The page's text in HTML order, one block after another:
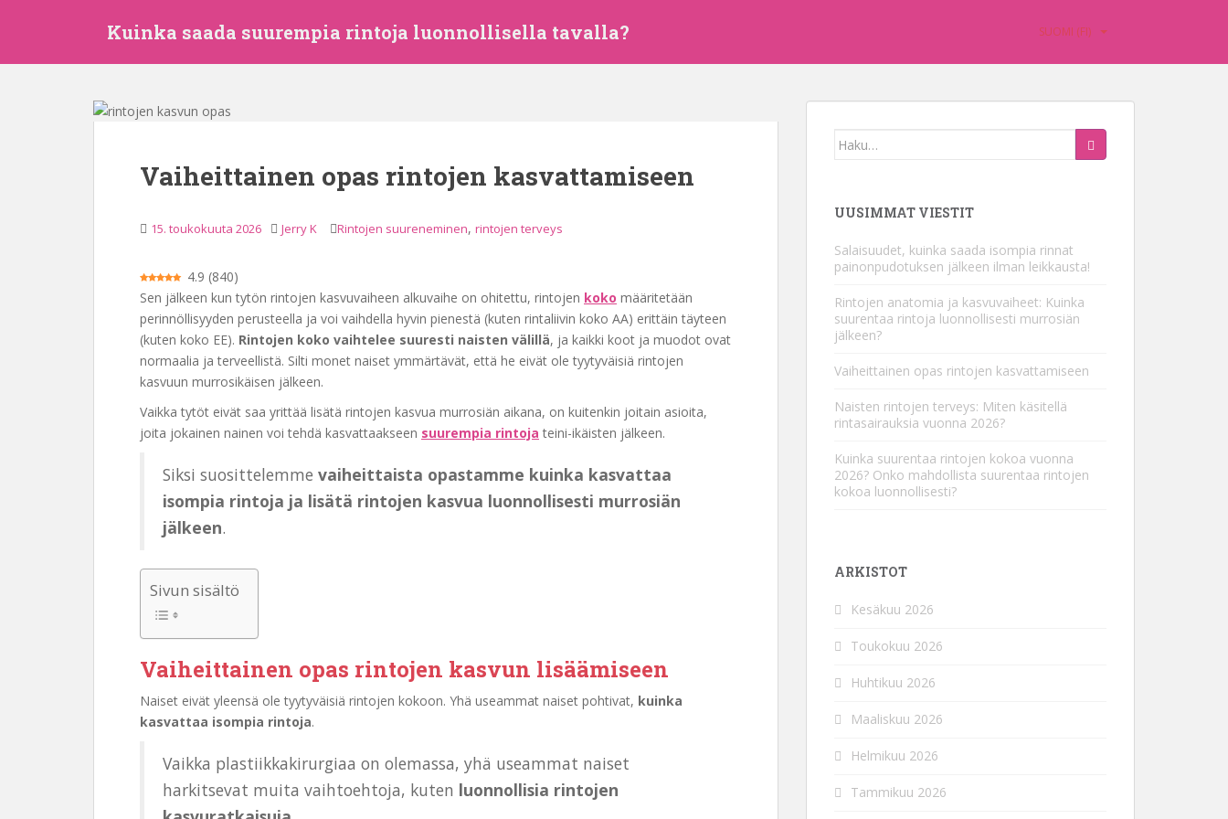
Kuinka saada suurempia rintoja luonnollisella tavalla? SUOMI (FI)
Vaiheittainen opas rintojen kasvattamiseen
15. toukokuuta 2026 Jerry K Rintojen suureneminen, rintojen terveys
4.9 (840)
Sen jälkeen kun tytön rintojen kasvuvaiheen alkuvaihe on ohitettu, rintojen koko määritetään
perinnöllisyyden perusteella ja voi vaihdella hyvin pienestä (kuten rintaliivin koko AA) erittäin täyteen
(kuten koko EE). Rintojen koko vaihtelee suuresti naisten välillä, ja kaikki koot ja muodot ovat
normaalia ja terveellistä. Silti monet naiset ymmärtävät, että he eivät ole tyytyväisiä rintojen
kasvuun murrosikäisen jälkeen.
Vaikka tytöt eivät saa yrittää lisätä rintojen kasvua murrosiän aikana, on kuitenkin joitain asioita,
joita jokainen nainen voi tehdä kasvattaakseen suurempia rintoja teini-ikäisten jälkeen.
Siksi suosittelemme vaiheittaista opastamme kuinka kasvattaa
isompia rintoja ja lisätä rintojen kasvua luonnollisesti murrosiän
jälkeen.
Sivun sisältö
Vaiheittainen opas rintojen kasvun lisäämiseen
Naiset eivät yleensä ole tyytyväisiä rintojen kokoon. Yhä useammat naiset pohtivat, kuinka
kasvattaa isompia rintoja.
Vaikka plastiikkakirurgiaa on olemassa, yhä useammat naiset
harkitsevat muita vaihtoehtoja, kuten luonnollisia rintojen
Etsiä:
UUSIMMAT VIESTIT
Salaisuudet, kuinka saada isompia rinnat
painonpudotuksen jälkeen ilman leikkausta!
Rintojen anatomia ja kasvuvaiheet: Kuinka
suurentaa rintoja luonnollisesti murrosiän
jälkeen?
Vaiheittainen opas rintojen kasvattamiseen
Naisten rintojen terveys: Miten käsitellä
rintasairauksia vuonna 2026?
Kuinka suurentaa rintojen kokoa vuonna
2026? Onko mahdollista suurentaa rintojen
kokoa luonnollisesti?
ARKISTOT
Kesäkuu 2026
Toukokuu 2026
Huhtikuu 2026
Maaliskuu 2026
Helmikuu 2026
Tammikuu 2026